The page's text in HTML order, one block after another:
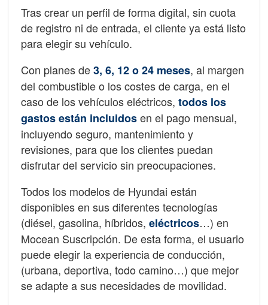
Tras crear un perfil de forma digital, sin cuota
de registro ni de entrada, el cliente ya está listo
para elegir su vehículo.
Con planes de3, 6, 12 o 24 meses, al margen
del combustible o los costes de carga, en el
caso de los vehículos eléctricos, todos los
gastos están incluidosen el pago mensual,
incluyendo seguro, mantenimiento y
revisiones, para que los clientes puedan
disfrutar del servicio sin preocupaciones.
Todos los modelos de Hyundai están
disponibles en sus diferentes tecnologías
(diésel, gasolina, híbridos, eléctricos…) en
Mocean Suscripción. De esta forma, el usuario
puede elegir la experiencia de conducción,
(urbana, deportiva, todo camino…) que mejor
se adapte a sus necesidades de movilidad.